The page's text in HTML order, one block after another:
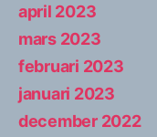
april 2023
mars 2023
februari 2023
januari 2023
december 2022